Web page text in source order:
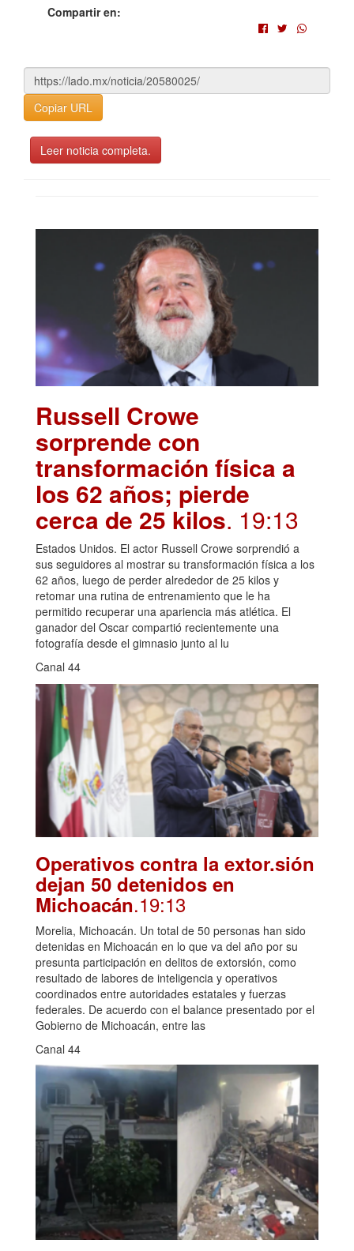
Compartir en:
Copiar URL
Leer noticia completa.
Russell Crowe
sorprende con
transformación física a
los 62 años; pierde
cerca de 25 kilos. 19:13
Estados Unidos. El actor Russell Crowe sorprendió a
sus seguidores al mostrar su transformación física a los
62 años, luego de perder alrededor de 25 kilos y
retomar una rutina de entrenamiento que le ha
permitido recuperar una apariencia más atlética. El
ganador del Oscar compartió recientemente una
fotografía desde el gimnasio junto al lu
Canal 44
Operativos contra la extor.sión
dejan 50 detenidos en
Michoacán.19:13
Morelia, Michoacán. Un total de 50 personas han sido
detenidas en Michoacán en lo que va del año por su
presunta participación en delitos de extorsión, como
resultado de labores de inteligencia y operativos
coordinados entre autoridades estatales y fuerzas
federales. De acuerdo con el balance presentado por el
Gobierno de Michoacán, entre las
Canal 44